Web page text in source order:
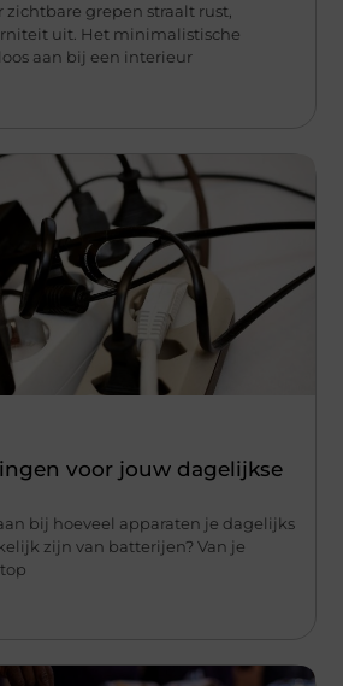
zichtbare grepen straalt rust,
uit. Het minimalistische
aan bij een interieur
voor jouw dagelijkse
bij hoeveel apparaten je dagelijks
zijn van batterijen? Van je